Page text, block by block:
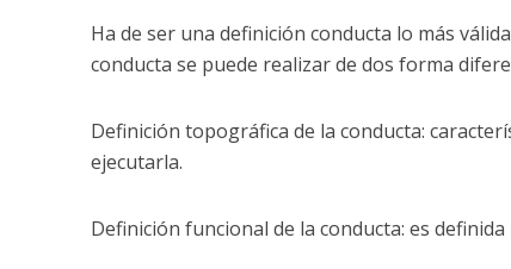
Ha de ser una definición conducta lo más
conducta se puede realizar de dos forma
Definición topográfica de la conducta:
ejecutarla.
Definición funcional de la conducta: es